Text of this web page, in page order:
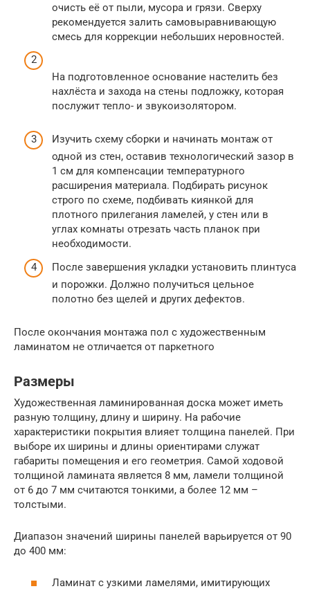
очисть её от пыли, мусора и грязи. Сверху
рекомендуется залить самовыравнивающую
смесь для коррекции небольших неровностей.
На подготовленное основание настелить без
нахлёста и захода на стены подложку, которая
послужит тепло- и звукоизолятором.
Изучить схему сборки и начинать монтаж от
одной из стен, оставив технологический зазор в
1 см для компенсации температурного
расширения материала. Подбирать рисунок
строго по схеме, подбивать киянкой для
плотного прилегания ламелей, у стен или в
углах комнаты отрезать часть планок при
необходимости.
После завершения укладки установить плинтуса
и порожки. Должно получиться цельное
полотно без щелей и других дефектов.
После окончания монтажа пол с художественным
ламинатом не отличается от паркетного
Размеры
Художественная ламинированная доска может иметь
разную толщину, длину и ширину. На рабочие
характеристики покрытия влияет толщина панелей. При
выборе их ширины и длины ориентирами служат
габариты помещения и его геометрия. Самой ходовой
толщиной ламината является 8 мм, ламели толщиной
от 6 до 7 мм считаются тонкими, а более 12 мм –
толстыми.
Диапазон значений ширины панелей варьируется от 90
до 400 мм:
Ламинат с узкими ламелями, имитирующих